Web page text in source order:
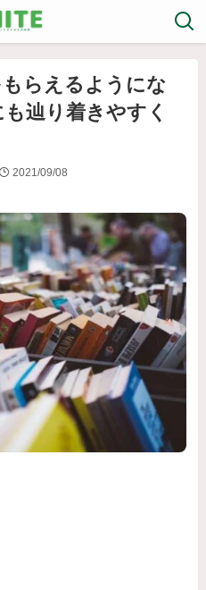
らえるようにな
辿り着きやすく
2021/09/08